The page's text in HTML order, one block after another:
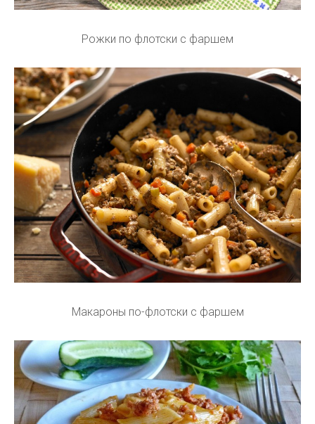
Рожки по флотски с фаршем
Макароны по-флотски с фаршем